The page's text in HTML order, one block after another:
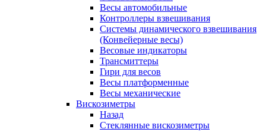
Весы автомобильные
Контроллеры взвешивания
Системы динамического взвешивания
(Конвейерные весы)
Весовые индикаторы
Трансмиттеры
Гири для весов
Весы платформенные
Весы механические
Вискозиметры
Назад
Стеклянные вискозиметры